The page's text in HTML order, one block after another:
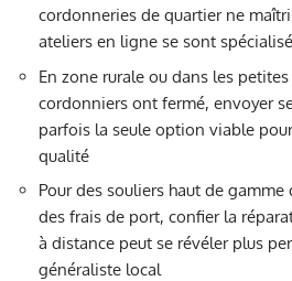
cordonneries de quartier ne
ateliers en ligne se sont
En zone rurale ou dans les
cordonniers ont fermé, envoyer
parfois la seule option viable
qualité
Pour des souliers haut de
des frais de port, confier la
à distance peut se révéler plus
généraliste local